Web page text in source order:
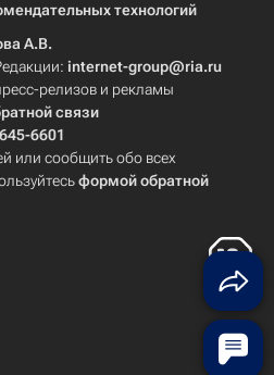
технологий
А.В.
internet-group@ria.ru
релизов и рекламы
связи
6601
или сообщить обо всех
формой обратной